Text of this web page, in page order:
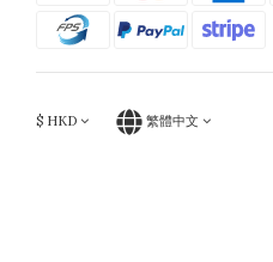
$ HKD 繁體中文